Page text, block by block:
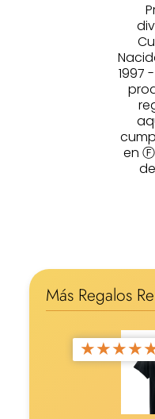
1997
en
Más Regalos
★★★★